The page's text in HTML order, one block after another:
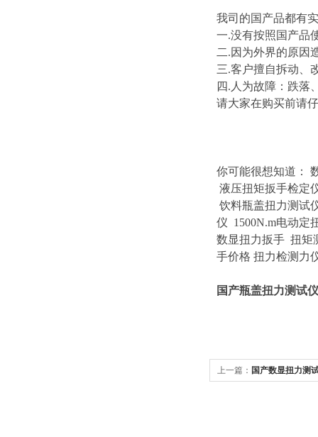
我司的国产品都有
一.没有按照国产品
二.因为外界的原因
三.客户擅自拆动、
四.人为故障：跌落
请大家在购买前请
你可能很想知道 ：
液压扭矩扳手检定
饮料瓶盖扭力测试
仪 1500N.m电动定
数显扭力扳手 扭矩
手价格 扭力检测力
国产瓶盖扭力测试
上一篇： 国产数显扭力测